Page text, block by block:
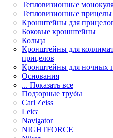
Тепловизионные
Тепловизионные прицелы
Кронштейны для
Боковые кронштейны
Кольца
Кронштейны для
прицелов
Кронштейны для ночных
Основания
... Показать все
Подзорные трубы
Carl Zeiss
Leica
Navigator
NIGHTFORCE